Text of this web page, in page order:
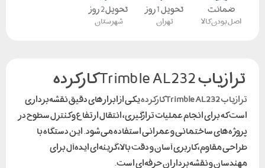
ضمانت
اصل بودن کالا
تحویل 1 روز
تهران
تحویل 2 روز
شهرستان
ترازیاب Trimble AL232 کارکرده
ترازیابTrimble AL232کارکردهیکی از ابزارهای دقیق نقشه‌برداری
است که برای انجام عملیات ترازگیری، انتقال ارتفاع و کنترل سطوح در
پروژه‌های ساختمانی و عمرانی استفاده می‌شود. این دستگاه با
طراحی مقاوم، کاربری آسان و دقت بالا، گزینه‌ای ایده‌آل برای
مهندسان و نقشه‌برداران حرفه‌ای است.